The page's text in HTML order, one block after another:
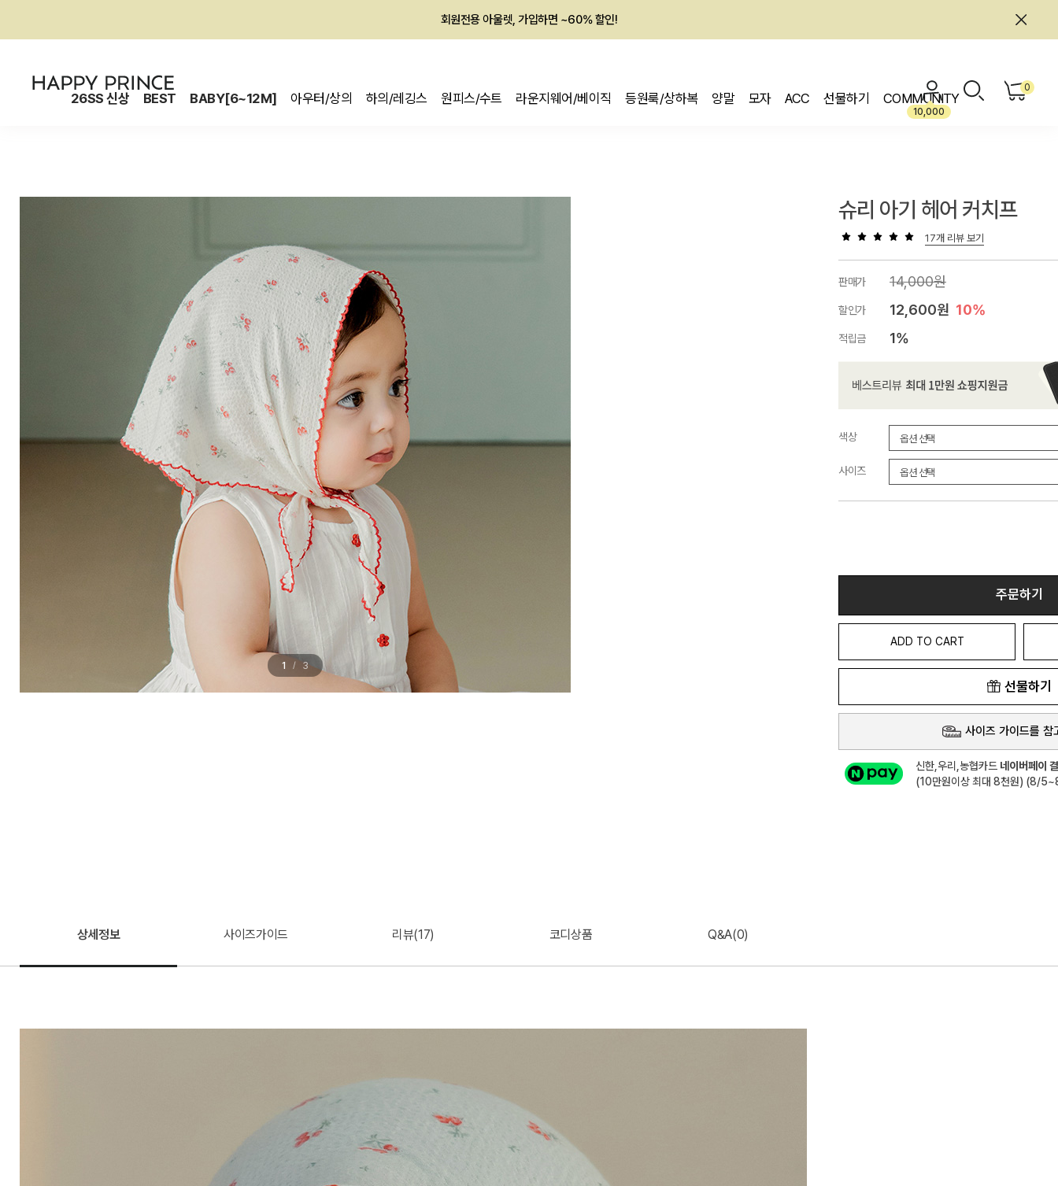
회원전용 아울렛, 가입하면 ~60% 할인!
26SS 신상 BEST BABY[6~12M] 아우터/상의 하의/레깅스 원피스/수트 라운지웨어/베이직 등원룩/상하복 양말 모자 ACC 선물하기 COMMUNITY
10,000
0
1 / 3
슈리 아기 헤어 커치프
17개 리뷰 보기
판매가 14,000원
할인가 12,600원 10%
적립금 1%
색상
사이즈
주문하기
ADD TO CART
선물하기
사이즈 가이드를 참
신한,우리,농협카드 네이버페이
(10만원이상 최대 8천원) (8/
상세정보 사이즈가이드 리뷰(17) 코디상품 Q&A(0)